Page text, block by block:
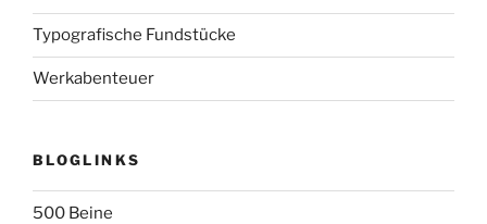
Typografische Fundstücke
Werkabenteuer
BLOGLINKS
500 Beine